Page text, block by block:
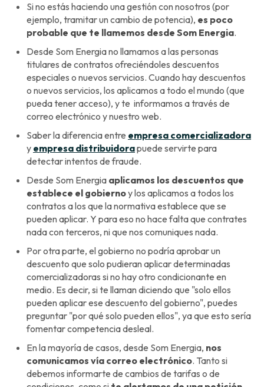
Si no estás haciendo una gestión con nosotros (por
ejemplo, tramitar un cambio de potencia), es poco
probable que te llamemos desde Som Energia.
Desde Som Energia no llamamos a las personas
titulares de contratos ofreciéndoles descuentos
especiales o nuevos servicios. Cuando hay descuentos
o nuevos servicios, los aplicamos a todo el mundo (que
pueda tener acceso), y te informamos a través de
correo electrónico y nuestro web.
Saber la diferencia entre empresa comercializadora
y empresa distribuidorapuede servirte para
detectar intentos de fraude.
Desde Som Energia aplicamos los descuentos que
establece el gobiernoy los aplicamos a todos los
contratos a los que la normativa establece que se
pueden aplicar. Y para eso no hace falta que contrates
nada con terceros, ni que nos comuniques nada.
Por otra parte, el gobierno no podría aprobar un
descuento que solo pudieran aplicar determinadas
comercializadoras si no hay otro condicionante en
medio. Es decir, si te llaman diciendo que "solo ellos
pueden aplicar ese descuento del gobierno", puedes
preguntar "por qué solo pueden ellos", ya que esto sería
fomentar competencia desleal.
En la mayoría de casos, desde Som Energia, nos
comunicamos vía correo electrónico. Tanto si
debemos informarte de cambios de tarifas o de